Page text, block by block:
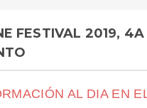
FESTIVAL 2019,
AL DIA EN